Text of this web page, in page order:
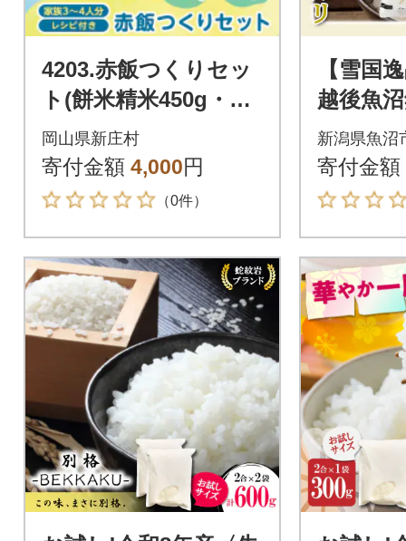
4203.赤飯つくりセッ
ト(餅米精米450g・小
豆60g+レシピ付き)
岡山県新庄村
寄付金額 4,000円
（0件）
【雪国
越後魚
シヒカ
新潟県魚沼
寄付金額